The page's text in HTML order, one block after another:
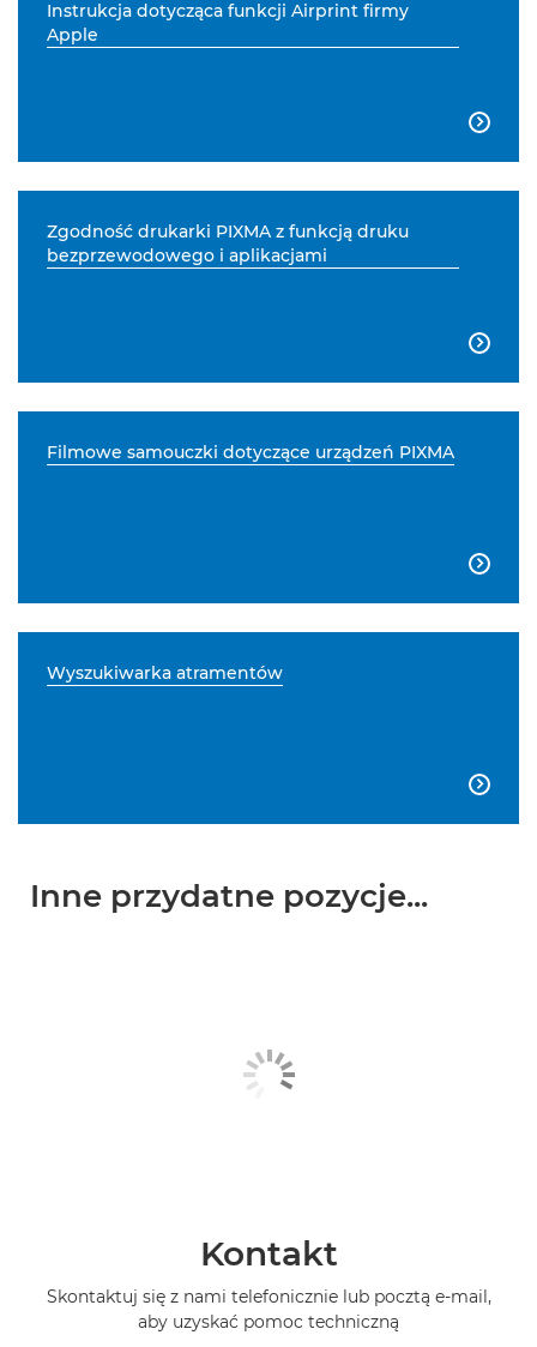
Instrukcja dotycząca funkcji Airprint firmy
Apple

Zgodność drukarki PIXMA z funkcją druku
bezprzewodowego i aplikacjami

Filmowe samouczki dotyczące urządzeń PIXMA

Wyszukiwarka atramentów

Inne przydatne pozycje...
Kontakt
Skontaktuj się z nami telefonicznie lub pocztą e-mail,
aby uzyskać pomoc techniczną